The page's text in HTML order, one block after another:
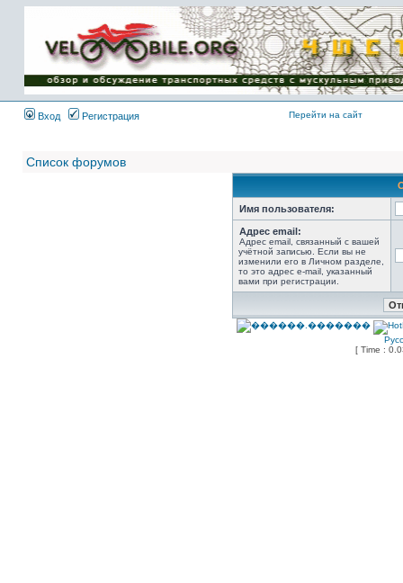
Имя пользователя:
Пароль:
{ LOG_ME_IN_SHORT
}
Вход
Регистрация Перейти на сайт
Список форумов
Имя пользователя:
Адрес email:
Адрес email, связанный с вашей
учётной записью. Если вы не
изменили его в Личном разделе,
то это адрес e-mail, указанный
вами при регистрации.
[ Time :